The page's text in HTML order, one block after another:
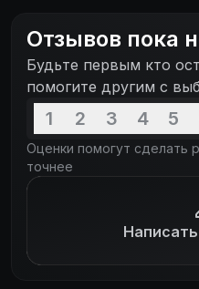
Отзывов пока
Будьте первым кто
помогите другим с
1 2 3 4 5
Оценки помогут сделать
точнее